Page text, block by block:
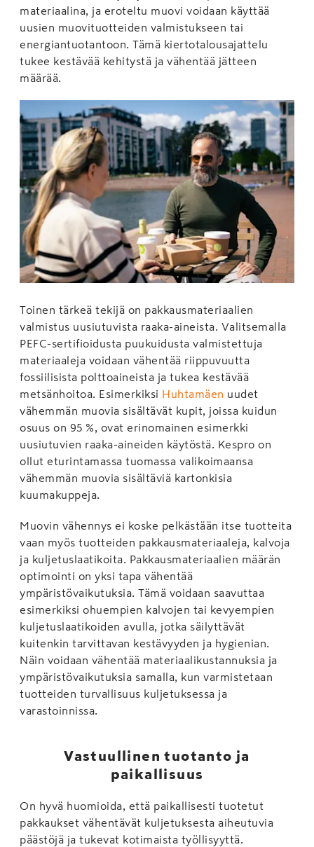
materiaalina, ja eroteltu muovi voidaan käyttää
uusien muovituotteiden valmistukseen tai
energiantuotantoon. Tämä kiertotalousajattelu
tukee kestävää kehitystä ja vähentää jätteen
määrää.
Toinen tärkeä tekijä on pakkausmateriaalien
valmistus uusiutuvista raaka-aineista. Valitsemalla
PEFC-sertifioidusta puukuidusta valmistettuja
materiaaleja voidaan vähentää riippuvuutta
fossiilisista polttoaineista ja tukea kestävää
metsänhoitoa. Esimerkiksi Huhtamäen uudet
vähemmän muovia sisältävät kupit, joissa kuidun
osuus on 95 %, ovat erinomainen esimerkki
uusiutuvien raaka-aineiden käytöstä. Kespro on
ollut eturintamassa tuomassa valikoimaansa
vähemmän muovia sisältäviä kartonkisia
kuumakuppeja.
Muovin vähennys ei koske pelkästään itse tuotteita
vaan myös tuotteiden pakkausmateriaaleja, kalvoja
ja kuljetuslaatikoita. Pakkausmateriaalien määrän
optimointi on yksi tapa vähentää
ympäristövaikutuksia. Tämä voidaan saavuttaa
esimerkiksi ohuempien kalvojen tai kevyempien
kuljetuslaatikoiden avulla, jotka säilyttävät
kuitenkin tarvittavan kestävyyden ja hygienian.
Näin voidaan vähentää materiaalikustannuksia ja
ympäristövaikutuksia samalla, kun varmistetaan
tuotteiden turvallisuus kuljetuksessa ja
varastoinnissa.
Vastuullinen tuotanto ja
paikallisuus
On hyvä huomioida, että paikallisesti tuotetut
pakkaukset vähentävät kuljetuksesta aiheutuvia
päästöjä ja tukevat kotimaista työllisyyttä.